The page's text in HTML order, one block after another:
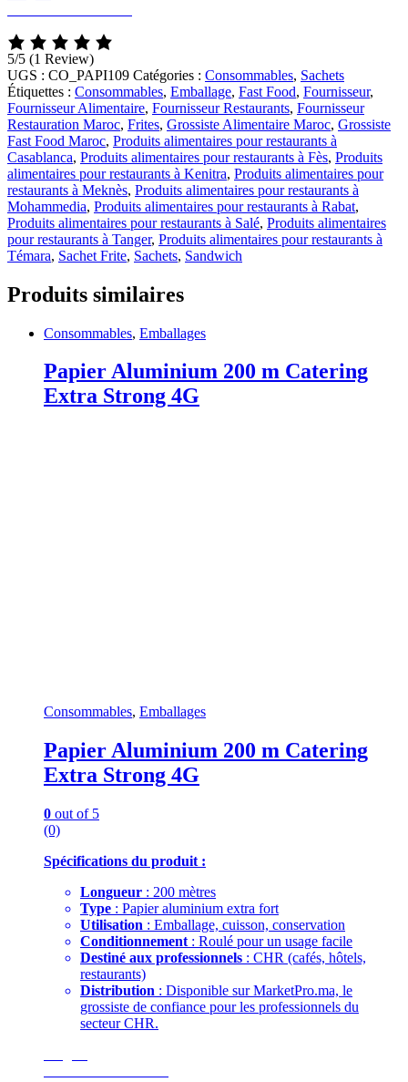
5/5 (1 Review)
UGS : CO_PAPI109 Catégories : Consommables, Sachets
Étiquettes : Consommables, Emballage, Fast Food, Fournisseur,
Fournisseur Alimentaire, Fournisseur Restaurants, Fournisseur
Restauration Maroc, Frites, Grossiste Alimentaire Maroc, Grossiste
Fast Food Maroc, Produits alimentaires pour restaurants à
Casablanca, Produits alimentaires pour restaurants à Fès, Produits
alimentaires pour restaurants à Kenitra, Produits alimentaires pour
restaurants à Meknès, Produits alimentaires pour restaurants à
Mohammedia, Produits alimentaires pour restaurants à Rabat,
Produits alimentaires pour restaurants à Salé, Produits alimentaires
pour restaurants à Tanger, Produits alimentaires pour restaurants à
Témara, Sachet Frite, Sachets, Sandwich
Produits similaires
Consommables, Emballages
Papier Aluminium 200 m Catering
Extra Strong 4G
Consommables, Emballages
Papier Aluminium 200 m Catering
Extra Strong 4G
0 out of 5
(0)
Spécifications du produit :
Longueur : 200 mètres
Type : Papier aluminium extra fort
Utilisation : Emballage, cuisson, conservation
Conditionnement : Roulé pour un usage facile
Destiné aux professionnels : CHR (cafés, hôtels,
restaurants)
Distribution : Disponible sur MarketPro.ma, le
grossiste de confiance pour les professionnels du
secteur CHR.